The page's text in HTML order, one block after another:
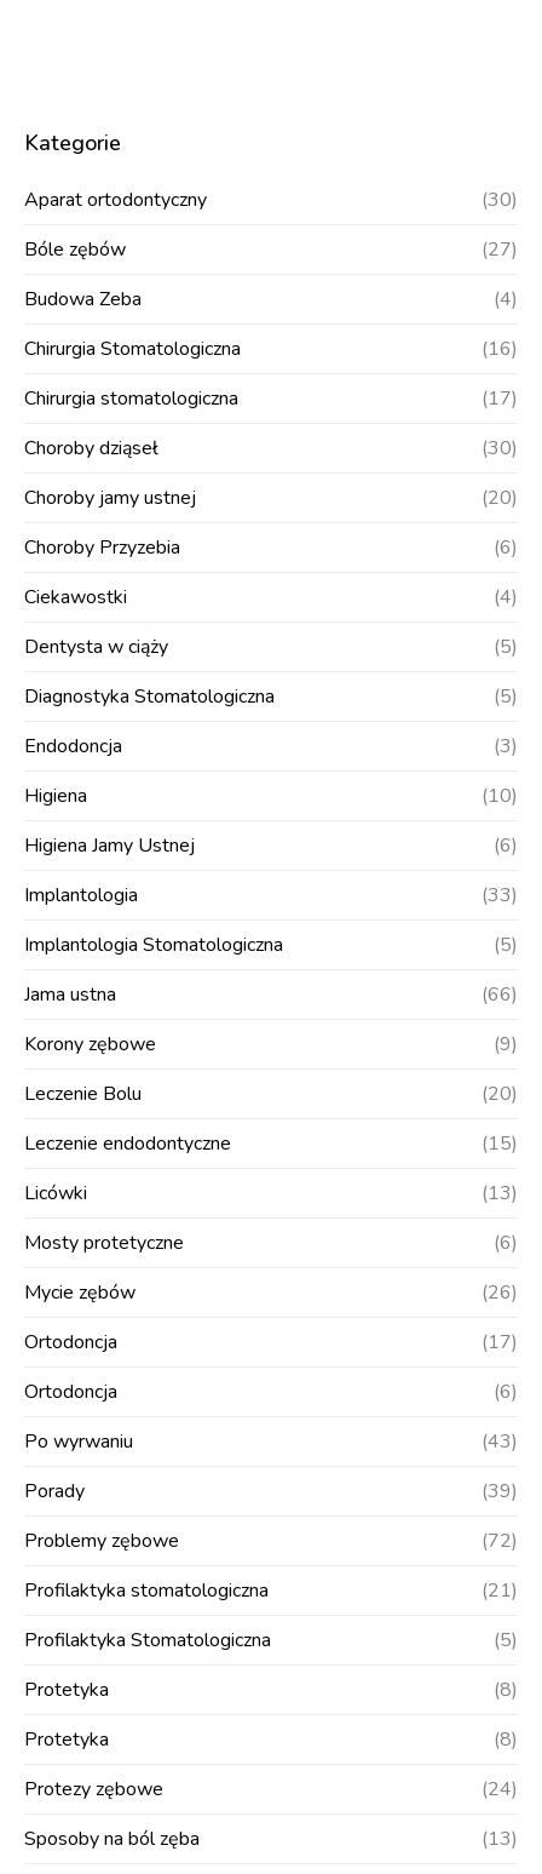
Kategorie
Aparat ortodontyczny
(30)
Bóle zębów
(27)
Budowa Zeba
(4)
Chirurgia Stomatologiczna
(16)
Chirurgia stomatologiczna
(17)
Choroby dziąseł
(30)
Choroby jamy ustnej
(20)
Choroby Przyzebia
(6)
Ciekawostki
(4)
Dentysta w ciąży
(5)
Diagnostyka Stomatologiczna
(5)
Endodoncja
(3)
Higiena
(10)
Higiena Jamy Ustnej
(6)
Implantologia
(33)
Implantologia Stomatologiczna
(5)
Jama ustna
(66)
Korony zębowe
(9)
Leczenie Bolu
(20)
Leczenie endodontyczne
(15)
Licówki
(13)
Mosty protetyczne
(6)
Mycie zębów
(26)
Ortodoncja
(17)
Ortodoncja
(6)
Po wyrwaniu
(43)
Porady
(39)
Problemy zębowe
(72)
Profilaktyka stomatologiczna
(21)
Profilaktyka Stomatologiczna
(5)
Protetyka
(8)
Protetyka
(8)
Protezy zębowe
(24)
Sposoby na ból zęba
(13)